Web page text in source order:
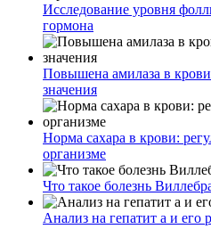
Исследование уровня
гормона
Повышена амилаза в
значения
Норма сахара в крови:
организме
Что такое болезнь
Анализ на гепатит а и его